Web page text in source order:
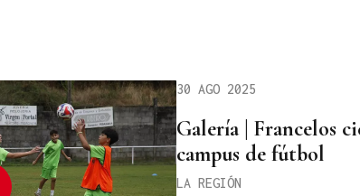
30 AGO 2025
Galería | Francelos
campus de fútbol
LA REGIÓN